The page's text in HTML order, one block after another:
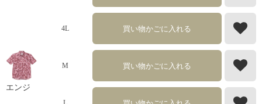
4L 買い物かごに入れる
エンジ
M 買い物かごに入れる